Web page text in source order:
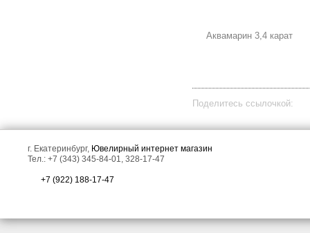
сферой аквамарина 13,26
кольцо с пастельно-
Аквамарин 3,4 карат
Поделитесь ссылочкой:
г. Екатеринбург, Ювелирный интернет магазин
Тел.: +7 (343) 345-84-01, 328-17-47
+7 (922) 188-17-47